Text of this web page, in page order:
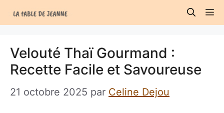
au
Velouté Thaï Gourmand :
Recette Facile et Savoureuse
21 octobre 2025 par Celine Dejou